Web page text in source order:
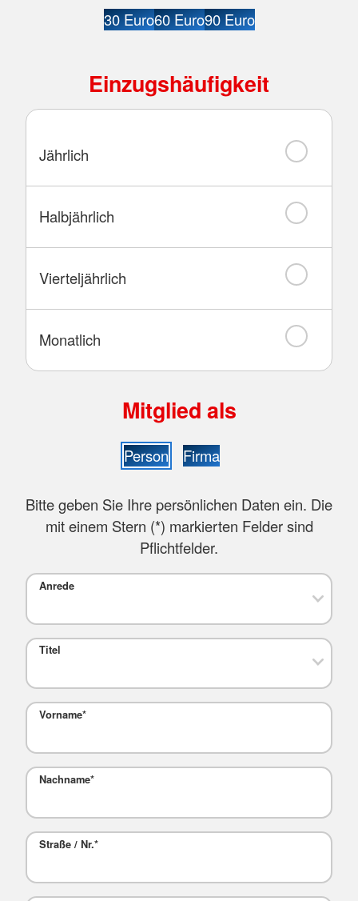
30 Euro60 Euro90 Euro
Einzugshäufigkeit
Jährlich
Halbjährlich
Vierteljährlich
Monatlich
Mitglied als
Person Firma
Bitte geben Sie Ihre persönlichen Daten ein. Die
mit einem Stern (*) markierten Felder sind
Pflichtfelder.
Anrede
Titel
Vorname*
Nachname*
Straße / Nr.*